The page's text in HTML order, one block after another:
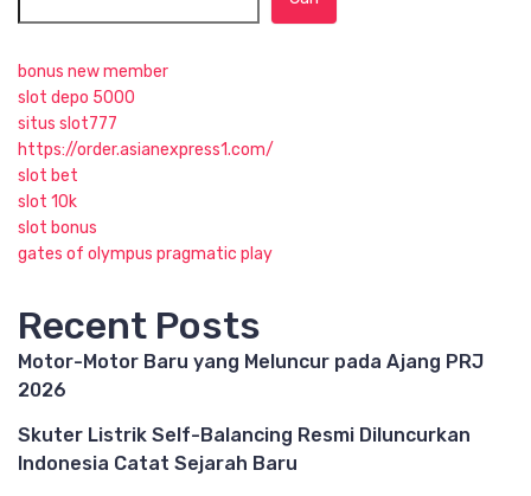
bonus new member
slot depo 5000
situs slot777
https://order.asianexpress1.com/
slot bet
slot 10k
slot bonus
gates of olympus pragmatic play
Recent Posts
Motor-Motor Baru yang Meluncur pada Ajang PRJ
2026
Skuter Listrik Self-Balancing Resmi Diluncurkan
Indonesia Catat Sejarah Baru